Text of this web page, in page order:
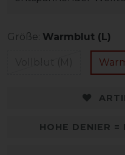
Größe: Warmblut (L)
HOHE DENIER =